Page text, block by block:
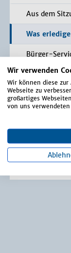
Wir verwenden
Wir können diese zur
Webseite zu
großartiges
von uns
Aus dem
Was
Bürger-
Formulare
Satzungen,
Terminal /